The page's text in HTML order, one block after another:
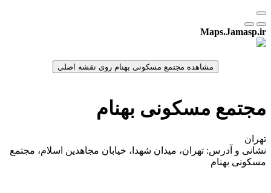
Maps.Jamasp.ir
مجتمع مسکونی بهنام
تهران
نشانی و آدرس: تهران، میدان شهدا، خیابان مجاهدین اسلام، مجتمع
مسکونی بهنام